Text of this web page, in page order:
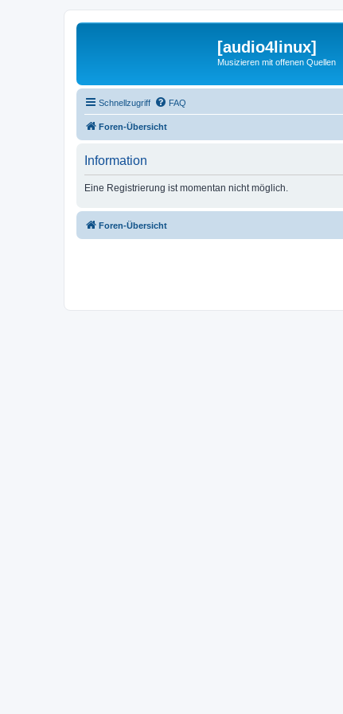
[audio4linux]
Musizieren mit offenen Quellen
Schnellzugriff FAQ
Foren-Übersicht
Information
Eine Registrierung ist momentan nicht möglich.
Foren-Übersicht